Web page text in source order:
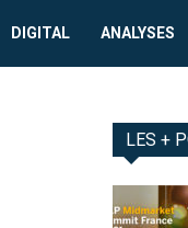
DIGITAL ANALYSES
LES +